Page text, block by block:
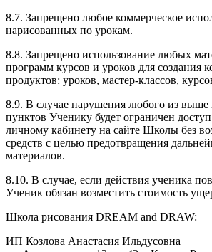
8.7. Запрещено любое коммерческое
нарисованных по урокам.
8.8. Запрещено использование любых
программ курсов и уроков для создания
продуктов: уроков, мастер-классов,
8.9. В случае нарушения любого из
пунктов Ученику будет ограничен
личному кабинету на сайте Школы без
средств с целью предотвращения
материалов.
8.10. В случае, если действия ученика
Ученик обязан возместить стоимость
Школа рисования DREAM and DRAW:
ИП Козлова Анастасия Ильдусовна